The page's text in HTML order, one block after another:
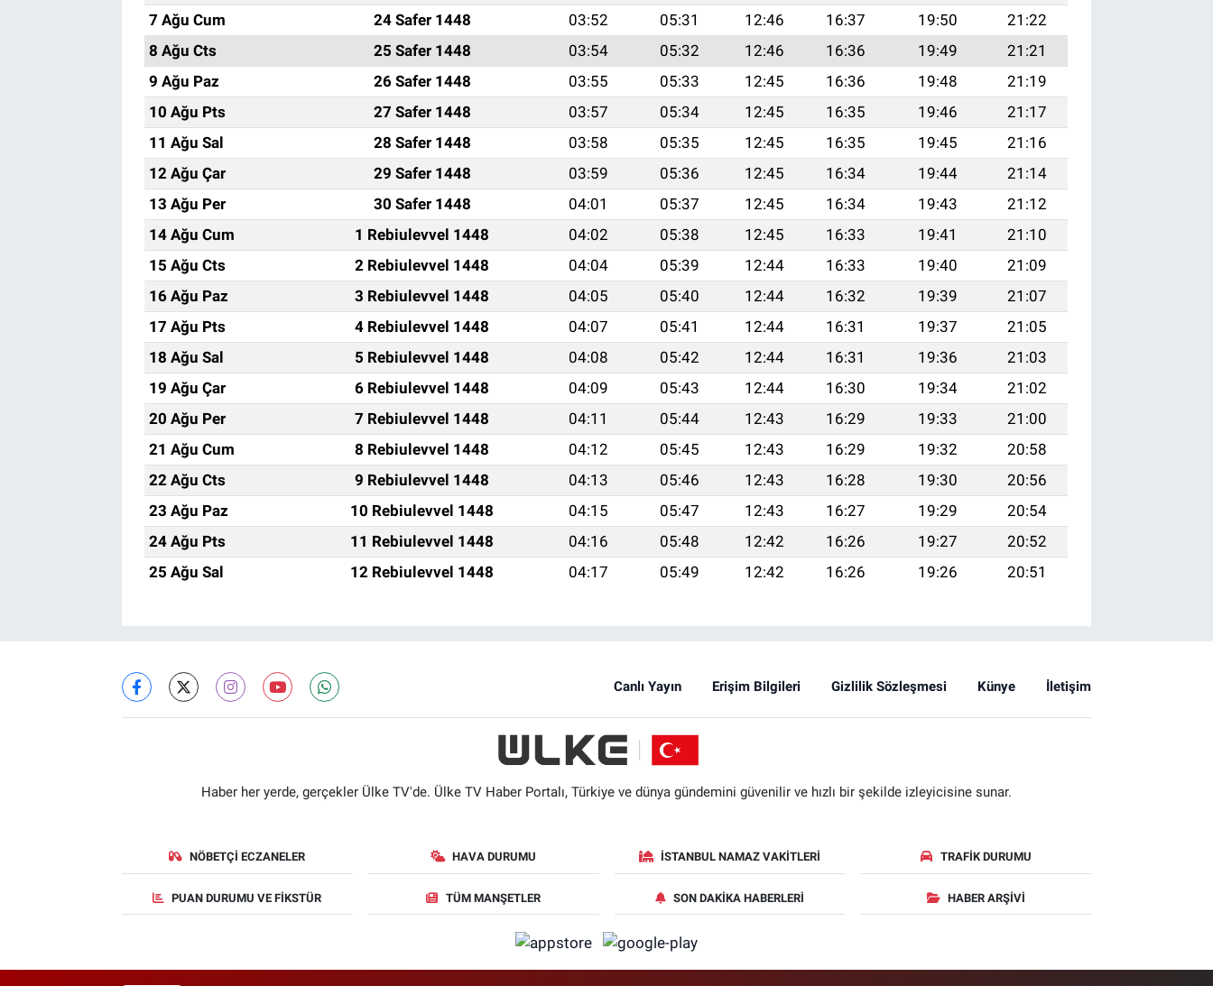
7 Ağu Cum
24 Safer 1448 03:52 05:31 12:46 16:37 19:50
21:22
8 Ağu Cts
25 Safer 1448 03:54 05:32 12:46 16:36 19:49
21:21
9 Ağu Paz
26 Safer 1448 03:55 05:33 12:45 16:36 19:48
21:19
10 Ağu Pts
27 Safer 1448 03:57 05:34 12:45 16:35 19:46
21:17
11 Ağu Sal
28 Safer 1448 03:58 05:35 12:45 16:35 19:45
21:16
12 Ağu Çar
29 Safer 1448 03:59 05:36 12:45 16:34 19:44
21:14
13 Ağu Per
30 Safer 1448 04:01 05:37 12:45 16:34 19:43
21:12
14 Ağu Cum
1 Rebiulevvel 1448 04:02 05:38 12:45 16:33 19:41
21:10
15 Ağu Cts
2 Rebiulevvel 1448 04:04 05:39 12:44 16:33 19:40
21:09
16 Ağu Paz
3 Rebiulevvel 1448 04:05 05:40 12:44 16:32 19:39
21:07
17 Ağu Pts
4 Rebiulevvel 1448 04:07 05:41 12:44 16:31 19:37
21:05
18 Ağu Sal
5 Rebiulevvel 1448 04:08 05:42 12:44 16:31 19:36
21:03
19 Ağu Çar
6 Rebiulevvel 1448 04:09 05:43 12:44 16:30 19:34
21:02
20 Ağu Per
7 Rebiulevvel 1448 04:11 05:44 12:43 16:29 19:33
21:00
21 Ağu Cum
8 Rebiulevvel 1448 04:12 05:45 12:43 16:29 19:32
20:58
22 Ağu Cts
9 Rebiulevvel 1448 04:13 05:46 12:43 16:28 19:30
20:56
23 Ağu Paz
10 Rebiulevvel 1448 04:15 05:47 12:43 16:27 19:29
20:54
24 Ağu Pts
11 Rebiulevvel 1448 04:16 05:48 12:42 16:26 19:27
20:52
25 Ağu Sal
12 Rebiulevvel 1448 04:17 05:49 12:42 16:26 19:26 20:51
Canlı Yayın Erişim Bilgileri Gizlilik Sözleşmesi Künye İletişim
Haber her yerde, gerçekler Ülke TV'de. Ülke TV Haber Portalı, Türkiye ve dünya gündemini güvenilir ve hızlı bir şekilde izleyicisine sunar.
NÖBETÇI ECZANELER HAVA DURUMU İSTANBUL NAMAZ VAKITLERI TRAFIK DURUMU
PUAN DURUMU VE FIKSTÜR TÜM MANŞETLER SON DAKIKA HABERLERI HABER ARŞIVI